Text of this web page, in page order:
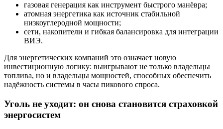
газовая генерация как инструмент быстрого манёвра;
атомная энергетика как источник стабильной
низкоуглеродной мощности;
сети, накопители и гибкая балансировка для интеграции
ВИЭ.
Для энергетических компаний это означает новую
инвестиционную логику: выигрывают не только владельцы
топлива, но и владельцы мощностей, способных обеспечить
надёжность системы в часы пикового спроса.
Уголь не уходит: он снова становится страховкой
энергосистем